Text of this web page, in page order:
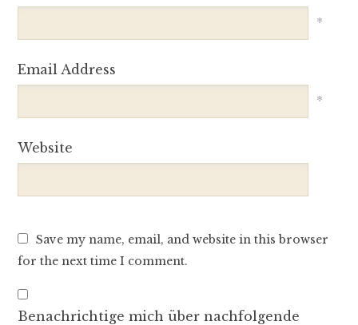
*
Email Address
*
Website
Save my name, email, and website in this browser
for the next time I comment.
Benachrichtige mich über nachfolgende